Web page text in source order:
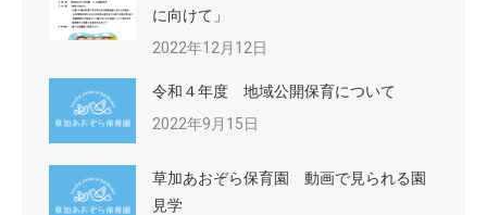
に向けて」
2022年12月12日
令和４年度 地域公開保育について
2022年9月15日
草加あおぞら保育園 動画で見られる園
見学